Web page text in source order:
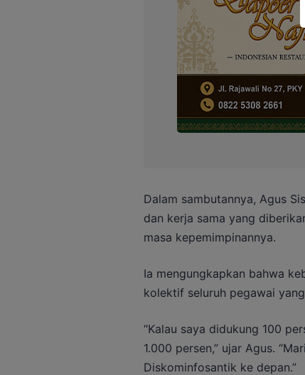
Dalam sambutannya, Agus
dan kerja sama yang
masa kepemimpinannya.
Ia mengungkapkan bahwa
kolektif seluruh pegawai
“Kalau saya didukung 100
1.000 persen,” ujar Agus.
Diskominfosantik ke depan.”